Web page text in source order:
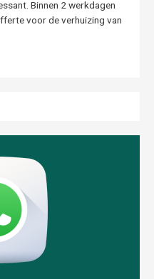
Binnen 2 werkdagen
voor de verhuizing van